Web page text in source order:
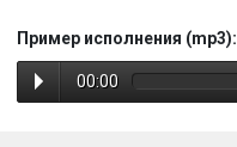
Пример исполнения (mp3):
00:00